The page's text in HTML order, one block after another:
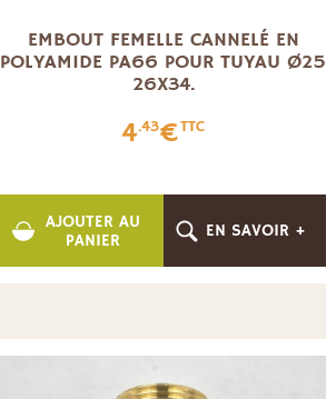
EMBOUT FEMELLE CANNELÉ EN
POLYAMIDE PA66 POUR TUYAU Ø25
26X34.
4.43€TTC
AJOUTER AU
PANIER
EN SAVOIR +